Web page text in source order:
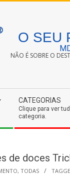
O SEU
NÃO É SOBRE O
CATEGORIAS
Clique para ver
categoria.
de doces
, TODAS